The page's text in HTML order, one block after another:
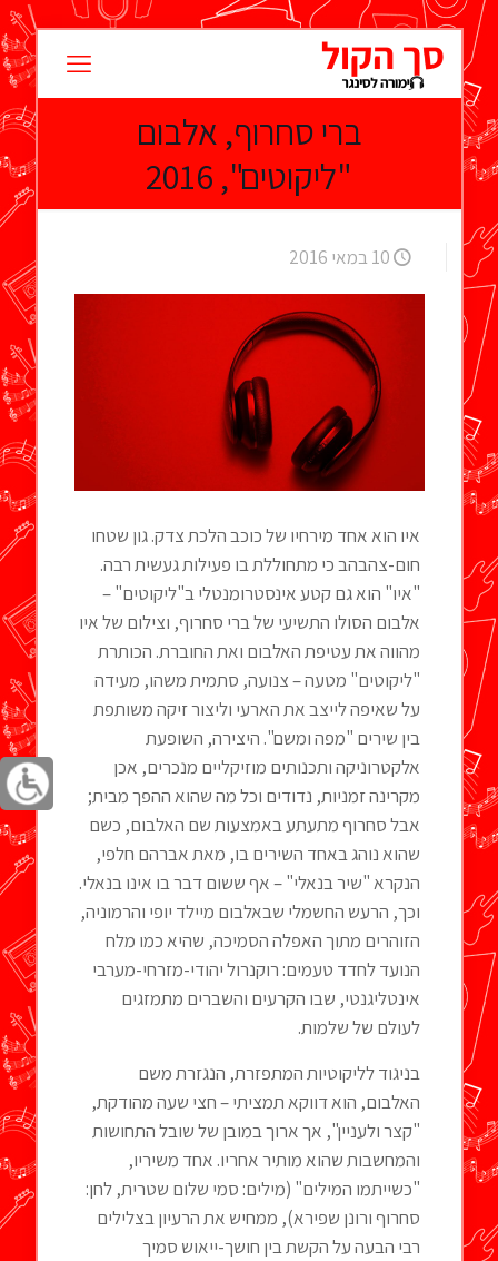
ברי סחרוף, אלבום
"ליקוטים", 2016
10 במאי 2016
איו הוא אחד מירחיו של כוכב הלכת צדק. גון שטחו
חום-צהבהב כי מתחוללת בו פעילות געשית רבה.
"איו" הוא גם קטע אינסטרומנטלי ב"ליקוטים" –
אלבום הסולו התשיעי של ברי סחרוף, וצילום של איו
מהווה את עטיפת האלבום ואת החוברת. הכותרת
"ליקוטים" מטעה – צנועה, סתמית משהו, מעידה
על שאיפה לייצב את הארעי וליצור זיקה משותפת
בין שירים "מפה ומשם". היצירה, השופעת
אלקטרוניקה ותכנותים מוזיקליים מנכרים, אכן
מקרינה זמניות, נדודים וכל מה שהוא ההפך מבית;
אבל סחרוף מתעתע באמצעות שם האלבום, כשם
שהוא נוהג באחד השירים בו, מאת אברהם חלפי,
הנקרא "שיר בנאלי" – אף ששום דבר בו אינו בנאלי.
וכך, הרעש החשמלי שבאלבום מיילד יופי והרמוניה,
הזוהרים מתוך האפלה הסמיכה, שהיא כמו מלח
הנועד לחדד טעמים: רוקנרול יהודי-מזרחי-מערבי
אינטליגנטי, שבו הקרעים והשברים מתמזגים
לעולם של שלמות.
בניגוד לליקוטיות המתפזרת, הנגזרת משם
האלבום, הוא דווקא תמציתי – חצי שעה מהודקת,
"קצר ולעניין", אך ארוך במובן של שובל התחושות
והמחשבות שהוא מותיר אחריו. אחד משיריו,
"כשייתמו המילים" (מילים: סמי שלום שטרית, לחן:
סחרוף ורונן שפירא), ממחיש את הרעיון בצלילים
רבי הבעה על הקשת בין חושך-ייאוש סמיך